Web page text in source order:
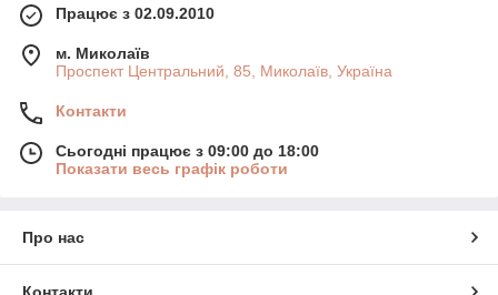
Працює з 02.09.2010
м. Миколаїв
Проспект Центральний, 85, Миколаїв, Україна
Контакти
Сьогодні працює з 09:00 до 18:00
Показати весь графік роботи
Про нас